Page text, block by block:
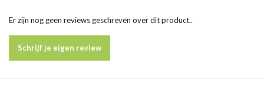
Er zijn nog geen reviews geschreven over dit product..
Schrijf je eigen review